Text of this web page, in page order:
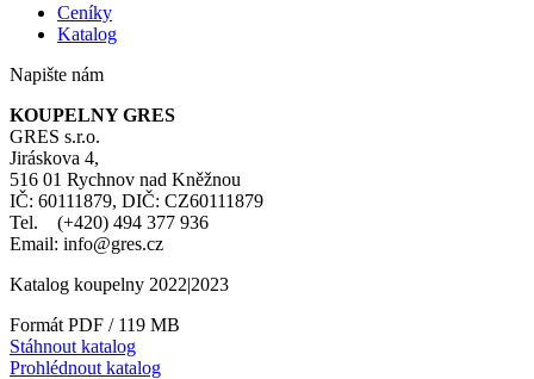
Ceníky
Katalog
Napište nám
KOUPELNY GRES
GRES s.r.o.
Jiráskova 4,
516 01 Rychnov nad Kněžnou
IČ: 60111879, DIČ: CZ60111879
Tel. (+420) 494 377 936
Email: info@gres.cz
Katalog koupelny 2022|2023
Formát PDF / 119 MB
Stáhnout katalog
Prohlédnout katalog